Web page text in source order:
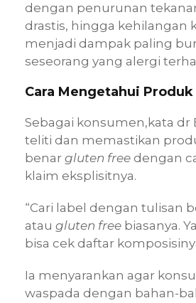
dengan penurunan
drastis, hingga kehilangan
menjadi dampak paling
seseorang yang alergi
Cara Mengetahui Produk
Sebagai konsumen,kata dr
teliti dan memastikan
benar gluten free dengan
klaim eksplisitnya.
“Cari label dengan tulisan
atau gluten free biasanya.
bisa cek daftar
Ia menyarankan agar
waspada dengan bahan-